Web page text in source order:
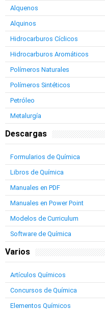
Alquenos
Alquinos
Hidrocarburos Cíclicos
Hidrocarburos Aromáticos
Polímeros Naturales
Polímeros Sintéticos
Petróleo
Metalurgía
Descargas
Formularios de Química
Libros de Química
Manuales en PDF
Manuales en Power Point
Modelos de Curriculum
Software de Química
Varios
Artículos Químicos
Concursos de Química
Elementos Químicos